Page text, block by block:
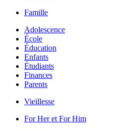
Famille
Adolescence
École
Éducation
Enfants
Étudiants
Finances
Parents
Vieillesse
For Her et For Him